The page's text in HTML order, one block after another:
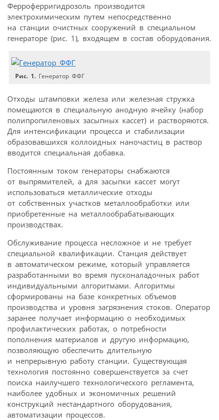
Ферроферригидрозоль производится
электрохимическим путем непосредственно
на станции очистных сооружений в специальном
генераторе (рис. 1), входящем в состав оборудования.
Рис. 1. Генератор ФФГ
Отходы штамповки железа или железная стружка
помещаются в специальную анодную ячейку (набор
полипропиленовых засыпных кассет) и растворяются.
Для интенсификации процесса и стабилизации
образовавшихся коллоидных наночастиц в раствор
вводится специальная добавка.
Постоянным током генераторы снабжаются
от выпрямителей, а для засыпки кассет могут
использоваться металлические отходы
от собственных участков металлообработки или
приобретенные на металлообрабатывающих
производствах.
Обслуживание процесса несложное и не требует
специальной квалификации. Станция действует
в автоматическом режиме, который управляется
разработанными во время пусконаладочных работ
индивидуальными алгоритмами. Алгоритмы
сформированы на базе конкретных объемов
производства и уровня загрязнения стоков. Оператор
заранее получает информацию о необходимых
профилактических работах, о потребности
пополнения материалов и другую информацию,
позволяющую обеспечить длительную
и непрерывную работу станции. Существующая
технология постоянно совершенствуется за счет
поиска наилучшего технологического регламента,
наиболее удобных и экономичных решений
конструкций нестандартного оборудования,
автоматизации процессов.